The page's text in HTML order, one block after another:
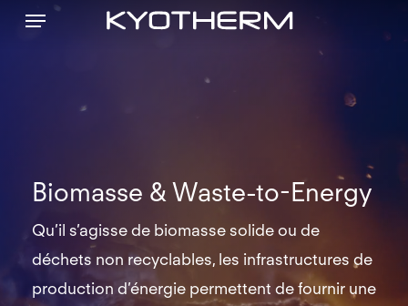
SkipMenu
Biomasse & Waste-to-Energy
Qu’il s’agisse de biomasse solide ou de
déchets non recyclables, les infrastructures de
production d’énergie permettent de fournir une